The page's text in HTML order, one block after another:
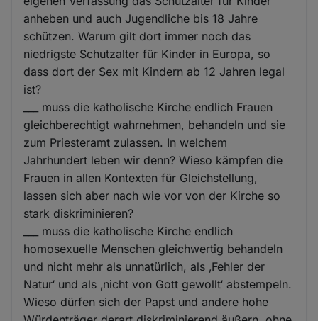
anheben und auch Jugendliche bis 18 Jahre
schützen. Warum gilt dort immer noch das
niedrigste Schutzalter für Kinder in Europa, so
dass dort der Sex mit Kindern ab 12 Jahren legal
ist?
___ muss die katholische Kirche endlich Frauen
gleichberechtigt wahrnehmen, behandeln und sie
zum Priesteramt zulassen. In welchem
Jahrhundert leben wir denn? Wieso kämpfen die
Frauen in allen Kontexten für Gleichstellung,
lassen sich aber nach wie vor von der Kirche so
stark diskriminieren?
___ muss die katholische Kirche endlich
homosexuelle Menschen gleichwertig behandeln
und nicht mehr als unnatürlich, als ‚Fehler der
Natur‘ und als ‚nicht von Gott gewollt‘ abstempeln.
Wieso dürfen sich der Papst und andere hohe